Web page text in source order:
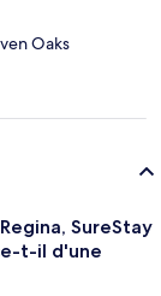
Oaks
SureStay
t-il d'une